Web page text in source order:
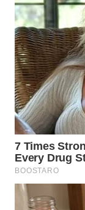
KARAWANG
WN
BEKASI
WN
BOGOR
WN
DEPOK
WN
TAPANULI
UTARA